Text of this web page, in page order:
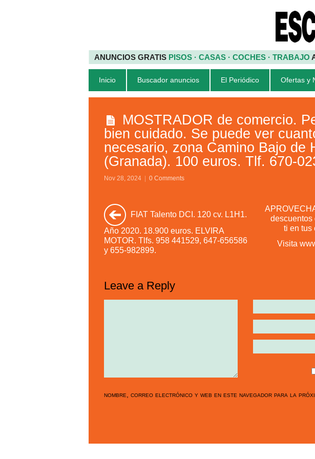
ANUNCIOS GRATIS PISOS · CASAS · COCHES · TRABAJO
Inicio Buscador anuncios El Periódico Ofertas y
MOSTRADOR de comercio.
bien cuidado. Se puede ver
necesario, zona Camino Bajo de
(Granada). 100 euros. Tlf. 670-
Nov 28, 2024 0 Comments
FIAT Talento DCI. 120 cv. L1H1.
Año 2020. 18.900 euros. ELVIRA
MOTOR. Tlfs. 958 441529, 647-656586
y 655-982899.
descuentos
ti en tus
Visita
Leave a Reply
nombre, correo electrónico y web en este navegador para la